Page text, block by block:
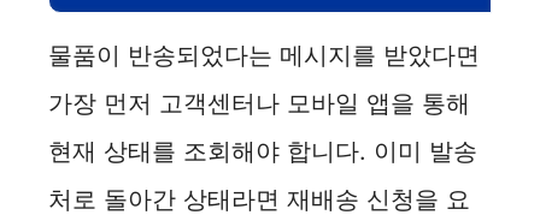
d
e
물품이 반송되었다는 메시지를 받았다면
가장 먼저 고객센터나 모바일 앱을 통해
현재 상태를 조회해야 합니다. 이미 발송
처로 돌아간 상태라면 재배송 신청을 요